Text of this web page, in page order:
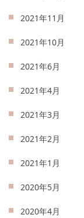
2021年11月
2021年10月
2021年6月
2021年4月
2021年3月
2021年2月
2021年1月
2020年5月
2020年4月